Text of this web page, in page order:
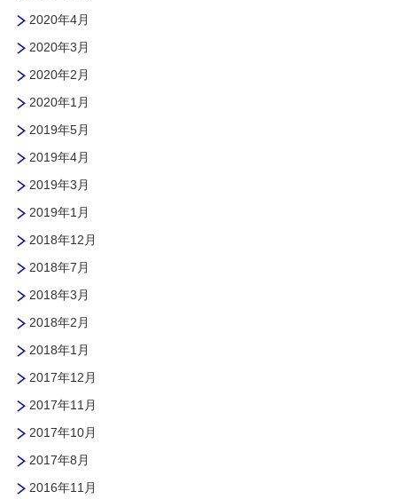
2020年4月
2020年3月
2020年2月
2020年1月
2019年5月
2019年4月
2019年3月
2019年1月
2018年12月
2018年7月
2018年3月
2018年2月
2018年1月
2017年12月
2017年11月
2017年10月
2017年8月
2016年11月